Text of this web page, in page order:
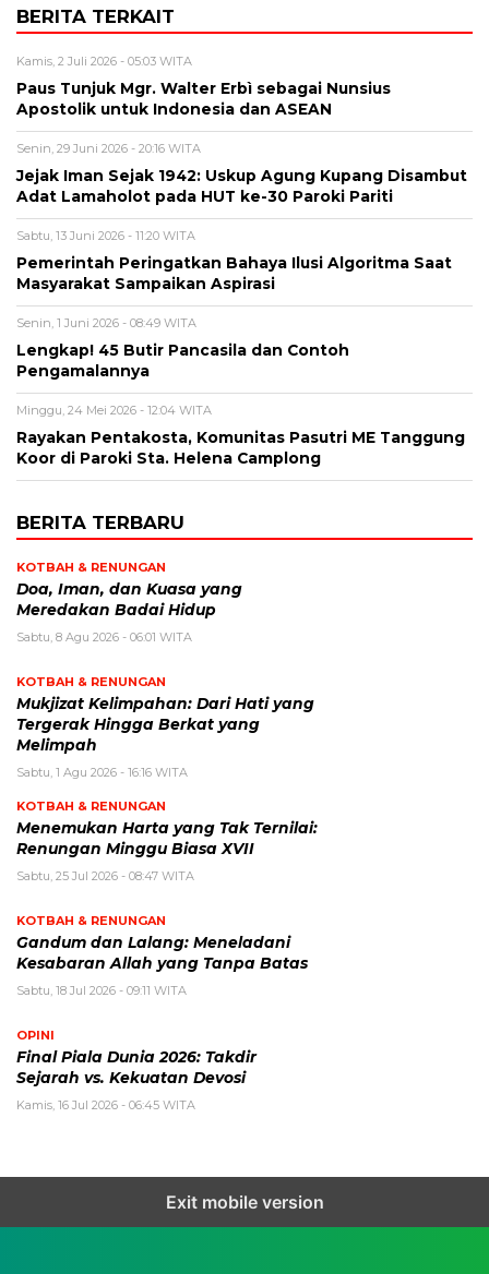
BERITA TERKAIT
Kamis, 2 Juli 2026 - 05:03 WITA
Paus Tunjuk Mgr. Walter Erbì sebagai Nunsius
Apostolik untuk Indonesia dan ASEAN
Senin, 29 Juni 2026 - 20:16 WITA
Jejak Iman Sejak 1942: Uskup Agung Kupang Disambut
Adat Lamaholot pada HUT ke-30 Paroki Pariti
Sabtu, 13 Juni 2026 - 11:20 WITA
Pemerintah Peringatkan Bahaya Ilusi Algoritma Saat
Masyarakat Sampaikan Aspirasi
Senin, 1 Juni 2026 - 08:49 WITA
Lengkap! 45 Butir Pancasila dan Contoh
Pengamalannya
Minggu, 24 Mei 2026 - 12:04 WITA
Rayakan Pentakosta, Komunitas Pasutri ME Tanggung
Koor di Paroki Sta. Helena Camplong
BERITA TERBARU
KOTBAH & RENUNGAN
​Doa, Iman, dan Kuasa yang
Meredakan Badai Hidup
Sabtu, 8 Agu 2026 - 06:01 WITA
KOTBAH & RENUNGAN
Mukjizat Kelimpahan: Dari Hati yang
Tergerak Hingga Berkat yang
Melimpah
Sabtu, 1 Agu 2026 - 16:16 WITA
KOTBAH & RENUNGAN
Menemukan Harta yang Tak Ternilai:
Renungan Minggu Biasa XVII
Sabtu, 25 Jul 2026 - 08:47 WITA
KOTBAH & RENUNGAN
Gandum dan Lalang: Meneladani
Kesabaran Allah yang Tanpa Batas
Sabtu, 18 Jul 2026 - 09:11 WITA
OPINI
Final Piala Dunia 2026: Takdir
Sejarah vs. Kekuatan Devosi
Kamis, 16 Jul 2026 - 06:45 WITA
Exit mobile version